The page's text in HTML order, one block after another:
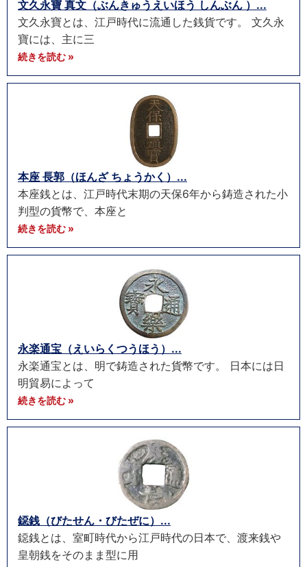
文久永寶 真文（ぶんきゅうえいほう しんぶん ）...
文久永寶とは、江戸時代に流通した銭貨です。 文久永
寶には、主に三
続きを読む »
本座 長郭（ほんざ ちょうかく）...
本座銭とは、江戸時代末期の天保6年から鋳造された小
判型の貨幣で、本座と
続きを読む »
永楽通宝（えいらくつうほう）...
永楽通宝とは、明で鋳造された貨幣です。 日本には日
明貿易によって
続きを読む »
鐚銭（びたせん・びたぜに）...
鐚銭とは、室町時代から江戸時代の日本で、渡来銭や
皇朝銭をそのまま型に用